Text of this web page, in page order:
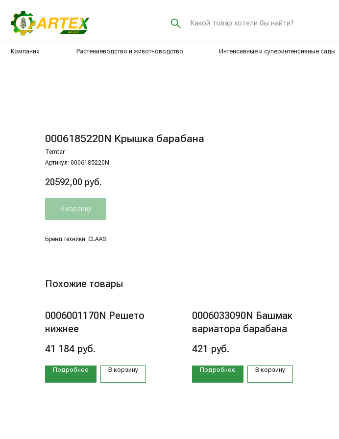
Какой товар хотели бы найти?
0006185220N Крышка барабана
Temtar
Артикул: 0006185220N
20592,00 руб.
В корзину
Бренд техники: CLAAS
Похожие товары
0006001170N Решето
нижнее
41 184 руб.
Подробнее В корзину
0006033090N Башмак
вариатора барабана
421 руб.
Подробнее В корзину